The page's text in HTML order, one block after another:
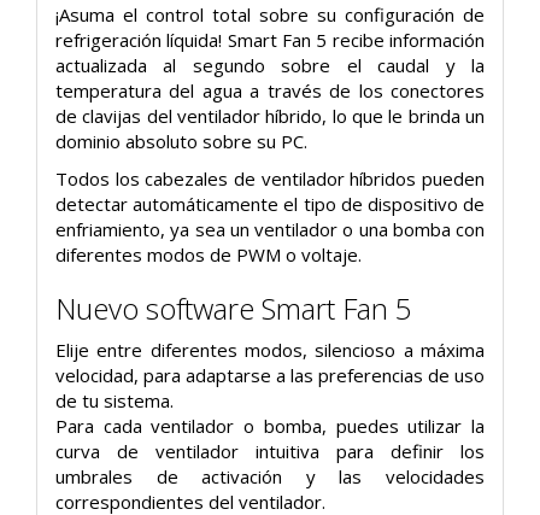
¡Asuma el control total sobre su configuración de
refrigeración líquida! Smart Fan 5 recibe información
actualizada al segundo sobre el caudal y la
temperatura del agua a través de los conectores
de clavijas del ventilador híbrido, lo que le brinda un
dominio absoluto sobre su PC.
Todos los cabezales de ventilador híbridos pueden
detectar automáticamente el tipo de dispositivo de
enfriamiento, ya sea un ventilador o una bomba con
diferentes modos de PWM o voltaje.
Nuevo software Smart Fan 5
Elije entre diferentes modos, silencioso a máxima
velocidad, para adaptarse a las preferencias de uso
de tu sistema.
Para cada ventilador o bomba, puedes utilizar la
curva de ventilador intuitiva para definir los
umbrales de activación y las velocidades
correspondientes del ventilador.